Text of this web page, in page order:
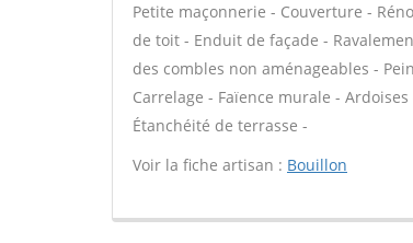
Petite maçonnerie - Couverture -
de toit - Enduit de façade -
des combles non aménageables -
Carrelage - Faïence murale -
Étanchéité de terrasse -
Voir la fiche artisan : Bouillon